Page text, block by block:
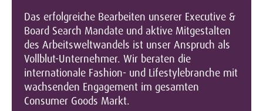
Das erfolgreiche Bearbeiten unserer Executive &
Board Search Mandate und aktive Mitgestalten
des Arbeitsweltwandels ist unser Anspruch als
Vollblut-Unternehmer. Wir beraten die
internationale Fashion- und Lifestylebranche mit
wachsenden Engagement im gesamten
Consumer Goods Markt.